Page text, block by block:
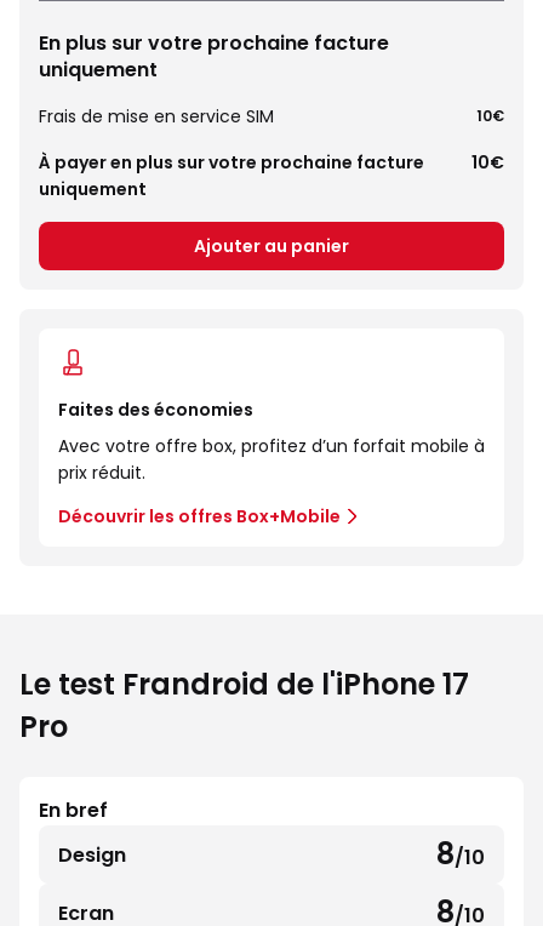
En plus sur votre prochaine facture
uniquement
Frais de mise en service SIM 10€
À payer en plus sur votre prochaine facture
uniquement
10€
Ajouter au panier
Faites des économies
Avec votre offre box, profitez d’un forfait mobile à
prix réduit.
Découvrir les offres Box+Mobile
Le test Frandroid de l'iPhone 17
Pro
En bref
Design
8/10
8
Ecran 8/10